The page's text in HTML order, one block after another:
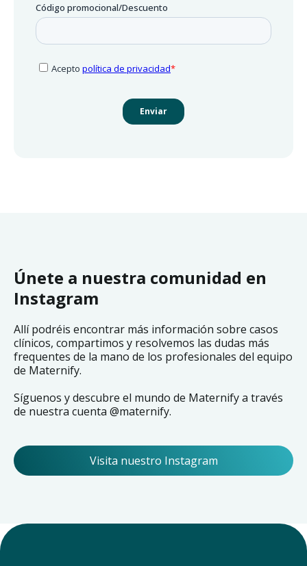
Únete a nuestra comunidad en
Instagram
Allí podréis encontrar más información sobre casos
clínicos, compartimos y resolvemos las dudas más
frequentes de la mano de los profesionales del equipo
de Maternify.
Síguenos y descubre el mundo de Maternify a través
de nuestra cuenta @maternify.
Visita nuestro Instagram